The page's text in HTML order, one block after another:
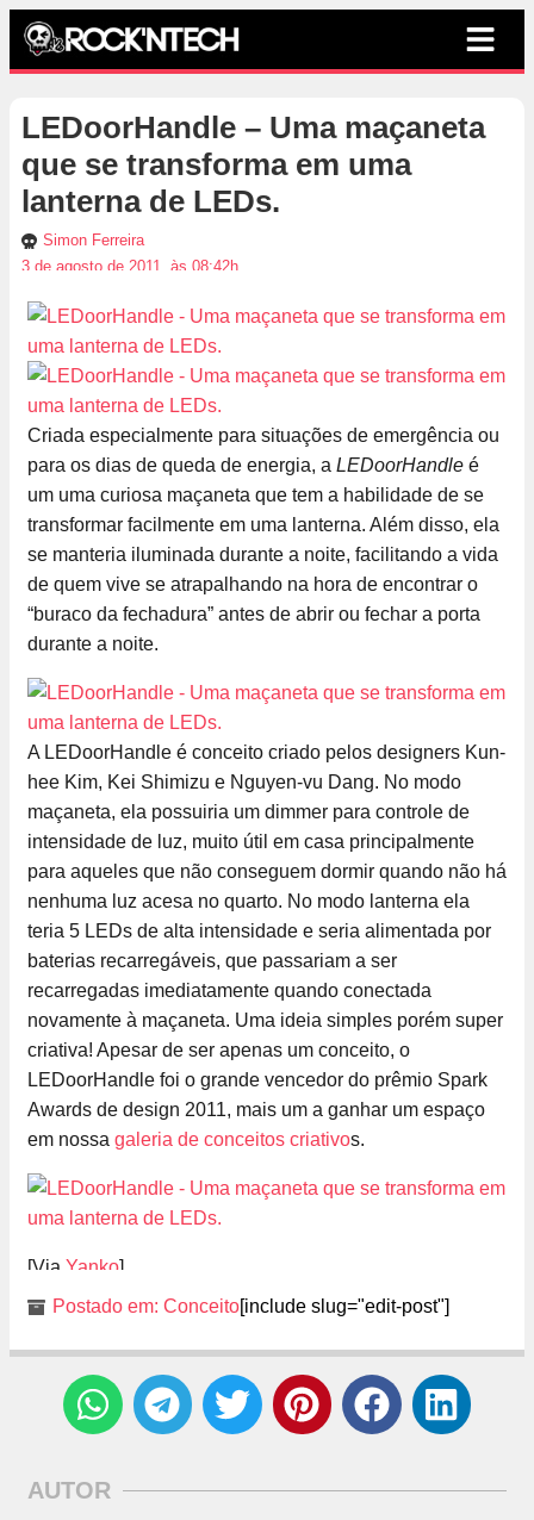
LEDoorHandle – Uma maçaneta
que se transforma em uma
lanterna de LEDs.
Simon Ferreira
3 de agosto de 2011, às 08:42h
Criada especialmente para situações de emergência ou
para os dias de queda de energia, a LEDoorHandle é
um uma curiosa maçaneta que tem a habilidade de se
transformar facilmente em uma lanterna. Além disso, ela
se manteria iluminada durante a noite, facilitando a vida
de quem vive se atrapalhando na hora de encontrar o
“buraco da fechadura” antes de abrir ou fechar a porta
durante a noite.
A LEDoorHandle é conceito criado pelos designers Kun-
hee Kim, Kei Shimizu e Nguyen-vu Dang. No modo
maçaneta, ela possuiria um dimmer para controle de
intensidade de luz, muito útil em casa principalmente
para aqueles que não conseguem dormir quando não há
nenhuma luz acesa no quarto. No modo lanterna ela
teria 5 LEDs de alta intensidade e seria alimentada por
baterias recarregáveis, que passariam a ser
recarregadas imediatamente quando conectada
novamente à maçaneta. Uma ideia simples porém super
criativa! Apesar de ser apenas um conceito, o
LEDoorHandle foi o grande vencedor do prêmio Spark
Awards de design 2011, mais um a ganhar um espaço
em nossa galeria de conceitos criativos.
[Via Yanko]
Postado em: Conceito[include slug="edit-post"]
AUTOR